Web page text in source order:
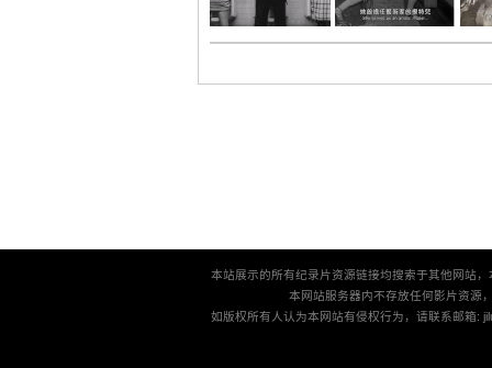
本站展示的所有纪录片资源链接均搜索于其他网站
本网站服务器内不存放任何影片资源
如版权所有人认为本网站有侵权行为，请联系邮箱: